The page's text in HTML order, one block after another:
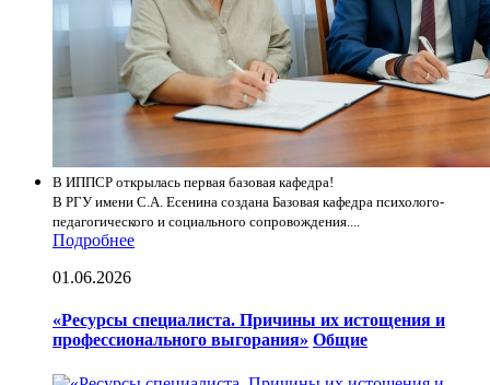
В ИППСР открылась первая базовая кафедра!
В РГУ имени С.А. Есенина создана Базовая кафедра психолого-
педагогического и социального сопровождения....
Подробнее
01.06.2026
«Ресурсы специалиста. Причины их истощения и
профессионального выгорания» Общие